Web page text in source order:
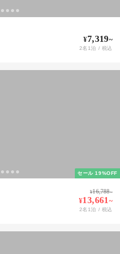
¥7,319~
2名 1泊 / 税込
セール 19%OFF
¥16,788~
¥13,661~
2名 1泊 / 税込